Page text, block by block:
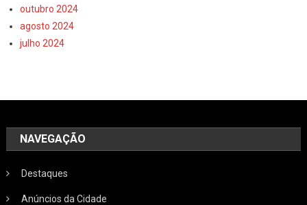
outubro 2024
agosto 2024
julho 2024
NAVEGAÇÃO
Destaques
Anúncios da Cidade